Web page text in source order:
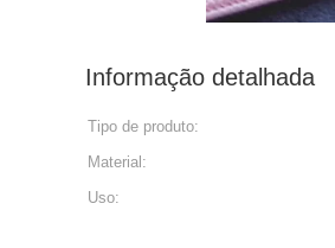
Informação detalhada
Tipo de produto:
Material:
Uso: